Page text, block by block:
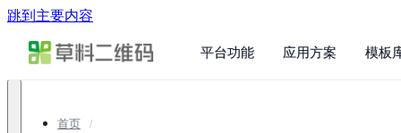
跳到主要内容
平台功能 应用方案 模板
首页